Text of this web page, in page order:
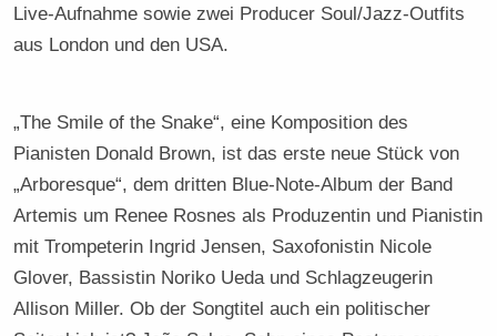
Live-Aufnahme sowie zwei Producer Soul/Jazz-Outfits
aus London und den USA.
„The Smile of the Snake“, eine Komposition des
Pianisten Donald Brown, ist das erste neue Stück von
„Arboresque“, dem dritten Blue-Note-Album der Band
Artemis um Renee Rosnes als Produzentin und Pianistin
mit Trompeterin Ingrid Jensen, Saxofonistin Nicole
Glover, Bassistin Noriko Ueda und Schlagzeugerin
Allison Miller. Ob der Songtitel auch ein politischer